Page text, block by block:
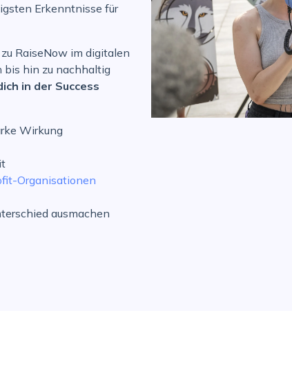
Erkenntnisse für
RaiseNow im digitalen
bis hin zu nachhaltig
in der Success
Wirkung
Organisationen
ausmachen